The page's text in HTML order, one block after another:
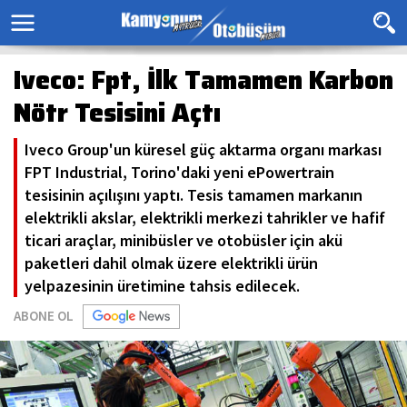
Iveco: Fpt, İlk Tamamen Karbon
Nötr Tesisini Açtı
Iveco Group'un küresel güç aktarma organı markası
FPT Industrial, Torino'daki yeni ePowertrain
tesisinin açılışını yaptı. Tesis tamamen markanın
elektrikli akslar, elektrikli merkezi tahrikler ve hafif
ticari araçlar, minibüsler ve otobüsler için akü
paketleri dahil olmak üzere elektrikli ürün
yelpazesinin üretimine tahsis edilecek.
ABONE OL